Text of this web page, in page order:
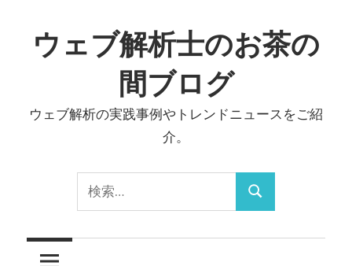
ン
へ
ウェブ解析士のお茶の
間ブログ
ウェブ解析の実践事例やトレンドニュースをご紹
介。
索:
検